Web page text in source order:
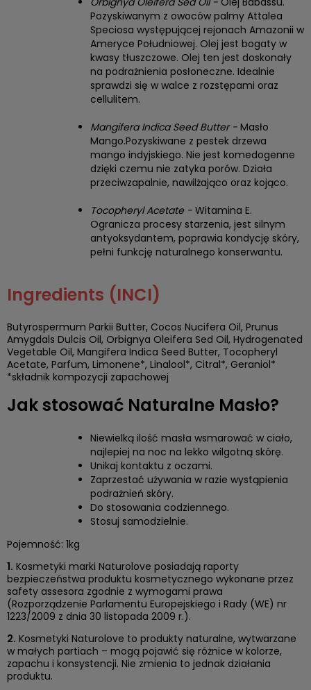
Pozyskiwanym z owoców palmy Attalea
Speciosa występującej rejonach Amazonii w
Ameryce Południowej. Olej jest bogaty w
kwasy tłuszczowe. Olej ten jest doskonały
na podrażnienia posłoneczne. Idealnie
sprawdzi się w walce z rozstępami oraz
cellulitem.
Mangifera Indica Seed Butter - Masło
Mango.Pozyskiwane z pestek drzewa
mango indyjskiego. Nie jest komedogenne
dzięki czemu nie zatyka porów. Działa
przeciwzapalnie, nawilżająco oraz kojąco.
Tocopheryl Acetate - Witamina E.
Ogranicza procesy starzenia, jest silnym
antyoksydantem, poprawia kondycję skóry,
pełni funkcję naturalnego konserwantu.
Ingredients (INCI)
Butyrospermum Parkii Butter, Cocos Nucifera Oil, Prunus
Amygdals Dulcis Oil, Orbignya Oleifera Sed Oil, Hydrogenated
Vegetable Oil, Mangifera Indica Seed Butter, Tocopheryl
Acetate, Parfum, Limonene*, Linalool*, Citral*, Geraniol*
*składnik kompozycji zapachowej
Jak stosować Naturalne Masło?
Niewielką ilość masła wsmarować w ciało,
najlepiej na noc na lekko wilgotną skórę.
Unikaj kontaktu z oczami.
Zaprzestać używania w razie wystąpienia
podrażnień skóry.
Do stosowania codziennego.
Stosuj samodzielnie.
Pojemność: 1kg
1. Kosmetyki marki Naturolove posiadają raporty
bezpieczeństwa produktu kosmetycznego wykonane przez
safety assesora zgodnie z wymogami prawa
(Rozporządzenie Parlamentu Europejskiego i Rady (WE) nr
1223/2009 z dnia 30 listopada 2009 r.).
2. Kosmetyki Naturolove to produkty naturalne, wytwarzane
w małych partiach – mogą pojawić się różnice w kolorze,
zapachu i konsystencji. Nie zmienia to jednak działania
produktu.